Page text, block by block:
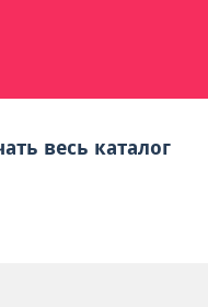
весь каталог